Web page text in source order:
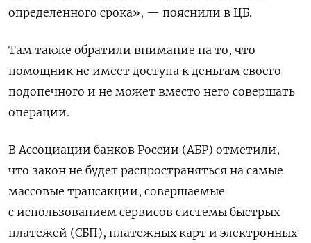
определенного срока», — пояснили в ЦБ.
Там также обратили внимание на то, что
помощник не имеет доступа к деньгам своего
подопечного и не может вместо него совершать
операции.
В Ассоциации банков России (АБР) отметили,
что закон не будет распространяться на самые
массовые трансакции, совершаемые
с использованием сервисов системы быстрых
платежей (СБП), платежных карт и электронных